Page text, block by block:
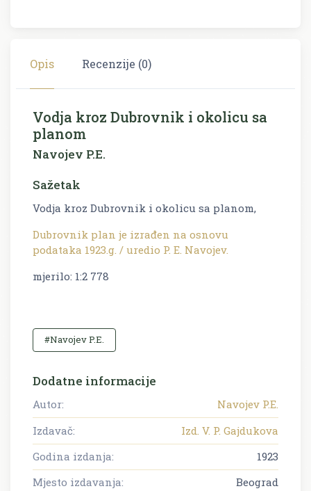
Opis Recenzije (0)
Vodja kroz Dubrovnik i okolicu sa
planom
Navojev P.E.
Sažetak
Vodja kroz Dubrovnik i okolicu sa planom,
Dubrovnik plan je izrađen na osnovu
podataka 1923.g. / uredio P. E. Navojev.
mjerilo: 1:2 778
#Navojev P.E.
Dodatne informacije
Autor:
Navojev P.E.
Izdavač:
Izd. V. P. Gajdukova
Godina izdanja:
1923
Mjesto izdavanja:
Beograd